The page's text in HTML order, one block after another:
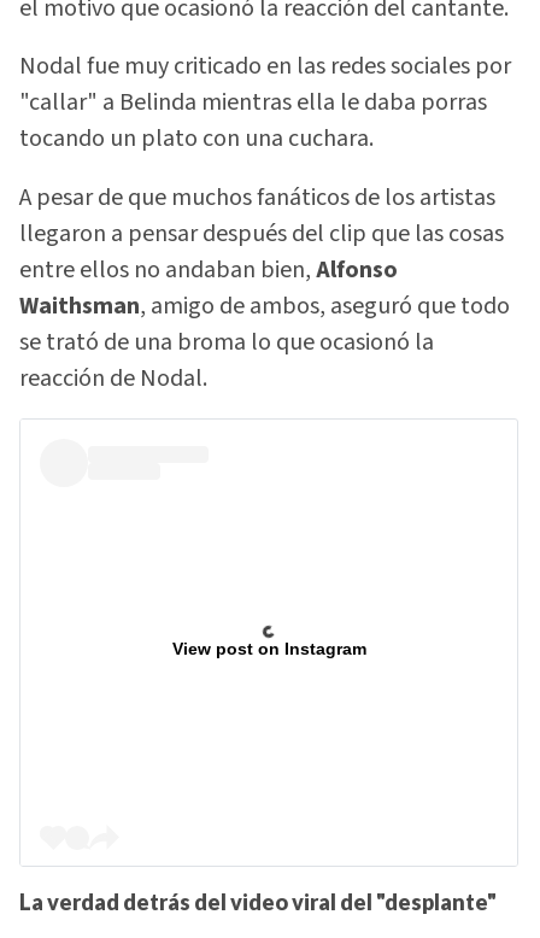
el motivo que ocasionó la reacción del cantante.
Nodal fue muy criticado en las redes sociales por
"callar" a Belinda mientras ella le daba porras
tocando un plato con una cuchara.
A pesar de que muchos fanáticos de los artistas
llegaron a pensar después del clip que las cosas
entre ellos no andaban bien,Alfonso
Waithsman, amigo de ambos, aseguró que todo
se trató de una broma lo que ocasionó la
reacción de Nodal.
View post on Instagram
La verdad detrás del video viral del "desplante"